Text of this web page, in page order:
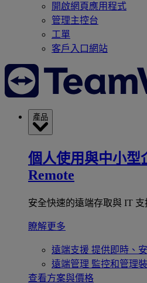
開啟網頁應用程式
管理主控台
工單
客戶入口網站
產品
個人使用與中小型
Remote
安全快速的遠端存取與 IT 支
瞭解更多
遠端支援 提供即時、
遠端管理 監控和管理
查看方案與價格